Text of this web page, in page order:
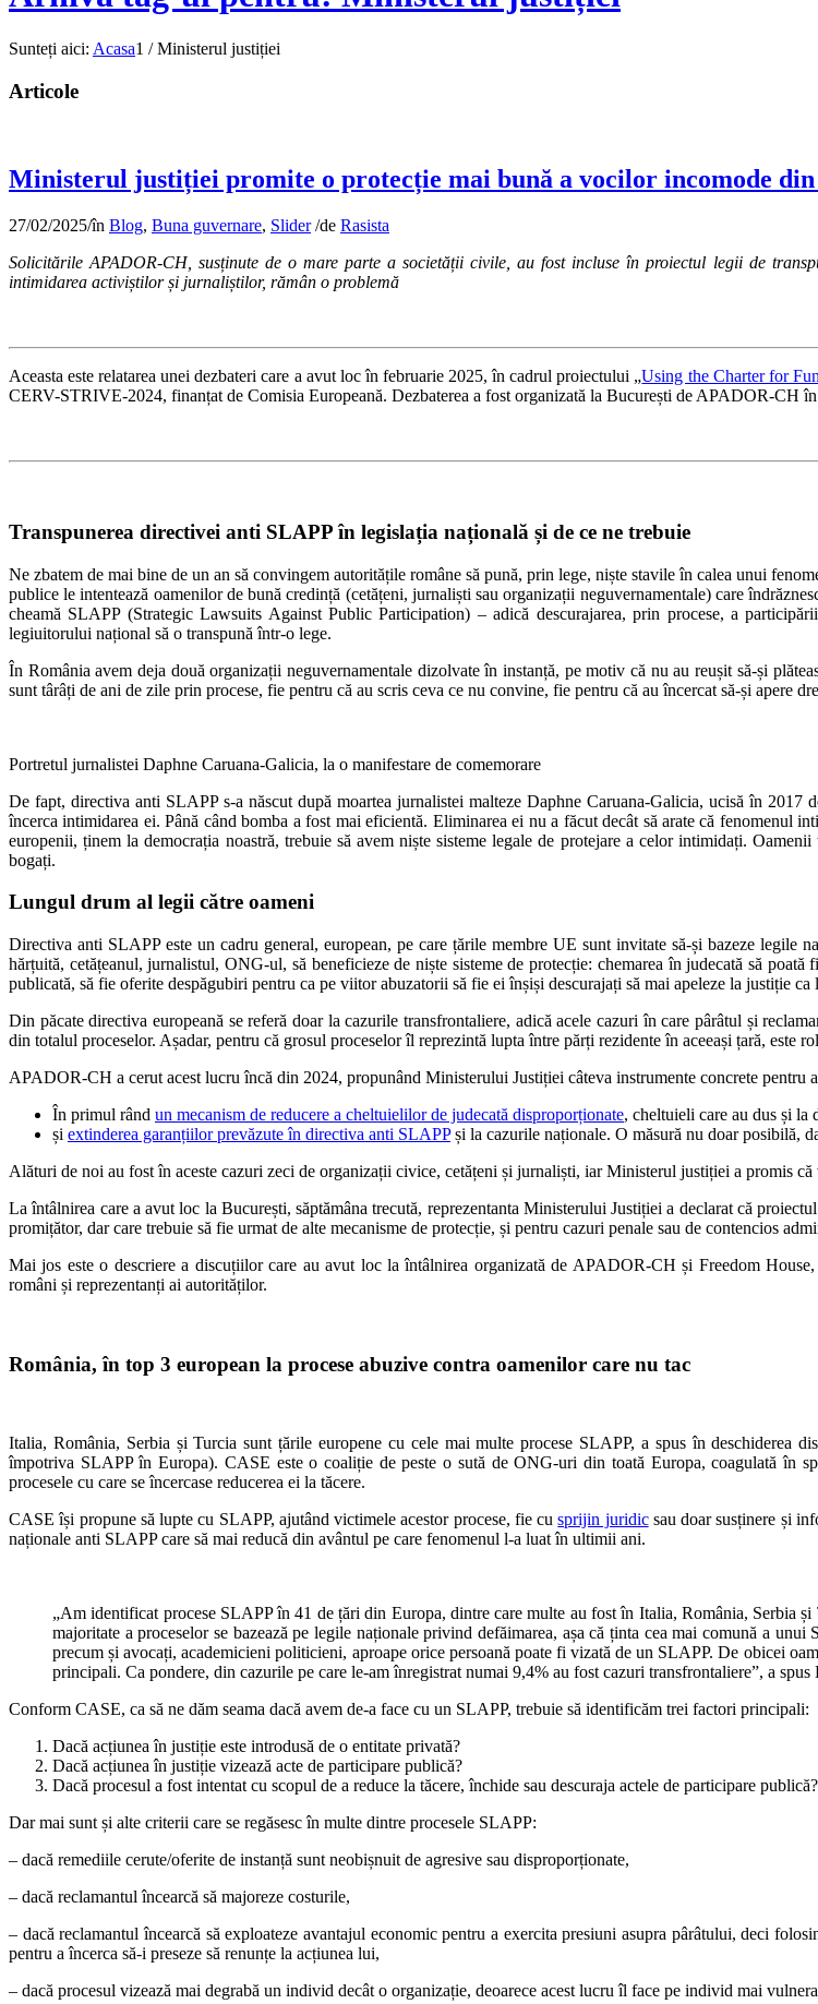
Sunteți aici: Acasa1 / Ministerul justiției
Articole
Ministerul justiției promite o protecție mai bună a vocilor incomode
27/02/2025/în Blog, Buna guvernare, Slider /de Rasista
Solicitările APADOR-CH, susținute de o mare parte a societății civile, au fost incluse în proiectul legii de
intimidarea activiștilor și jurnaliștilor, rămân o problemă
Aceasta este relatarea unei dezbateri care a avut loc în februarie 2025, în cadrul proiectului „Using the Charter for
CERV-STRIVE-2024, finanțat de Comisia Europeană. Dezbaterea a fost organizată la București de APADOR-CH
Transpunerea directivei anti SLAPP în legislația națională și de ce ne trebuie
Ne zbatem de mai bine de un an să convingem autoritățile române să pună, prin lege, niște stavile în calea unui
publice le intentează oamenilor de bună credință (cetățeni, jurnaliști sau organizații neguvernamentale) care
cheamă SLAPP (Strategic Lawsuits Against Public Participation) – adică descurajarea, prin procese, a
legiuitorului național să o transpună într-o lege.
În România avem deja două organizații neguvernamentale dizolvate în instanță, pe motiv că nu au reușit să-și
sunt târâți de ani de zile prin procese, fie pentru că au scris ceva ce nu convine, fie pentru că au încercat să-și apere
Portretul jurnalistei Daphne Caruana-Galicia, la o manifestare de comemorare
De fapt, directiva anti SLAPP s-a născut după moartea jurnalistei malteze Daphne Caruana-Galicia, ucisă în
încerca intimidarea ei. Până când bomba a fost mai eficientă. Eliminarea ei nu a făcut decât să arate că fenomenul
europenii, ținem la democrația noastră, trebuie să avem niște sisteme legale de protejare a celor intimidați.
bogați.
Lungul drum al legii către oameni
Directiva anti SLAPP este un cadru general, european, pe care țările membre UE sunt invitate să-și bazeze
hărțuită, cetățeanul, jurnalistul, ONG-ul, să beneficieze de niște sisteme de protecție: chemarea în judecată să
publicată, să fie oferite despăgubiri pentru ca pe viitor abuzatorii să fie ei înșiși descurajați să mai apeleze la justiție ca
Din păcate directiva europeană se referă doar la cazurile transfrontaliere, adică acele cazuri în care pârâtul și
din totalul proceselor. Așadar, pentru că grosul proceselor îl reprezintă lupta între părți rezidente în aceeași țară, este
APADOR-CH a cerut acest lucru încă din 2024, propunând Ministerului Justiției câteva instrumente concrete pentru
În primul rând un mecanism de reducere a cheltuielilor de judecată disproporționate, cheltuieli care au dus și la
și extinderea garanțiilor prevăzute în directiva anti SLAPPși la cazurile naționale. O măsură nu doar posibilă,
Alături de noi au fost în aceste cazuri zeci de organizații civice, cetățeni și jurnaliști, iar Ministerul justiției a promis că
La întâlnirea care a avut loc la București, săptămâna trecută, reprezentanta Ministerului Justiției a declarat că
promițător, dar care trebuie să fie urmat de alte mecanisme de protecție, și pentru cazuri penale sau de contencios
Mai jos este o descriere a discuțiilor care au avut loc la întâlnirea organizată de APADOR-CH și Freedom
români și reprezentanți ai autorităților.
România, în top 3 european la procese abuzive contra oamenilor care nu tac
Italia, România, Serbia și Turcia sunt țările europene cu cele mai multe procese SLAPP, a spus în deschiderea
împotriva SLAPP în Europa). CASE este o coaliție de peste o sută de ONG-uri din toată Europa, coagulată în
procesele cu care se încercase reducerea ei la tăcere.
CASE își propune să lupte cu SLAPP, ajutând victimele acestor procese, fie cusprijin juridicsau doar susținere și
naționale anti SLAPP care să mai reducă din avântul pe care fenomenul l-a luat în ultimii ani.
„Am identificat procese SLAPP în 41 de țări din Europa, dintre care multe au fost în Italia, România, Serbia
majoritate a proceselor se bazează pe legile naționale privind defăimarea, așa că ținta cea mai comună a
precum și avocați, academicieni politicieni, aproape orice persoană poate fi vizată de un SLAPP. De obicei
principali. Ca pondere, din cazurile pe care le-am înregistrat numai 9,4% au fost cazuri transfrontaliere”, a
Conform CASE, ca să ne dăm seama dacă avem de-a face cu un SLAPP, trebuie să identificăm trei factori principali:
Dacă acțiunea în justiție este introdusă de o entitate privată?
Dacă acțiunea în justiție vizează acte de participare publică?
Dacă procesul a fost intentat cu scopul de a reduce la tăcere, închide sau descuraja actele de participare publică?
Dar mai sunt și alte criterii care se regăsesc în multe dintre procesele SLAPP:
– dacă remediile cerute/oferite de instanță sunt neobișnuit de agresive sau disproporționate,
– dacă reclamantul încearcă să majoreze costurile,
– dacă reclamantul încearcă să exploateze avantajul economic pentru a exercita presiuni asupra pârâtului, deci
pentru a încerca să-i preseze să renunțe la acțiunea lui,
– dacă procesul vizează mai degrabă un individ decât o organizație, deoarece acest lucru îl face pe individ mai